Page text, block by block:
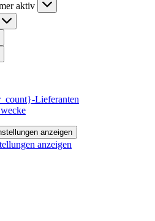
aktiv
Lieferanten
anzeigen
anzeigen